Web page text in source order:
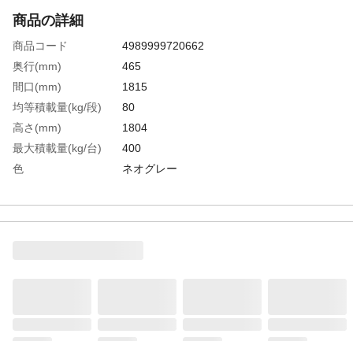
商品の詳細
商品コード
4989999720662
奥行(mm)
465
間口(mm)
1815
均等積載量(kg/段)
80
高さ(mm)
1804
最大積載量(kg/台)
400
色
ネオグレー
有効間口(mm)
1728